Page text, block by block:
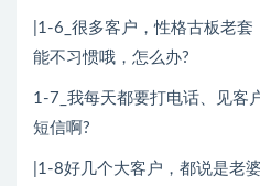
|1-6_很多客户，性格古板老套
能不习惯哦，怎么办?
1-7_我每天都要打电话、见客
短信啊?
|1-8好几个大客户，都说是老